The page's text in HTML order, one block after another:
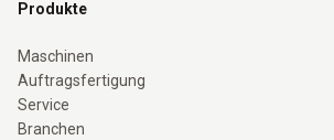
Produkte
Maschinen
Auftragsfertigung
Service
Branchen